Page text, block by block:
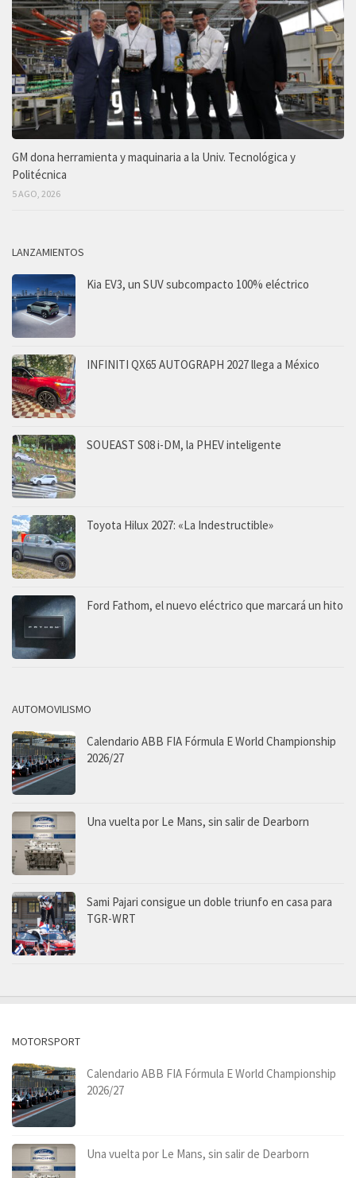
GM dona herramienta y maquinaria a la Univ. Tecnológica y
Politécnica
5 AGO, 2026
LANZAMIENTOS
Kia EV3, un SUV subcompacto 100% eléctrico
INFINITI QX65 AUTOGRAPH 2027 llega a México
SOUEAST S08 i-DM, la PHEV inteligente
Toyota Hilux 2027: «La Indestructible»
Ford Fathom, el nuevo eléctrico que marcará un hito
AUTOMOVILISMO
Calendario ABB FIA Fórmula E World Championship
2026/27
Una vuelta por Le Mans, sin salir de Dearborn
Sami Pajari consigue un doble triunfo en casa para
TGR-WRT
MOTORSPORT
Calendario ABB FIA Fórmula E World Championship
2026/27
Una vuelta por Le Mans, sin salir de Dearborn